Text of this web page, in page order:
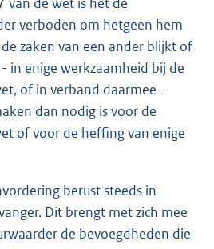
verboden om hetgeen hem
zaken van een ander blijkt of
in enige werkzaamheid bij de
of in verband daarmee -
dan nodig is voor de
of voor de heffing van enige
berust steeds in
Dit brengt met zich mee
de bevoegdheden die